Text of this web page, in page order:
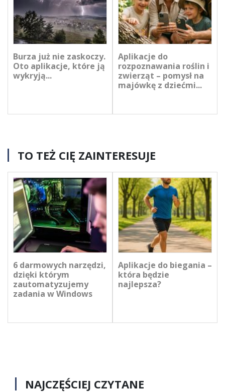
Burza już nie zaskoczy.
Oto aplikacje, które ją
wykryją...
Aplikacje do
rozpoznawania roślin i
zwierząt – pomysł na
majówkę z dziećmi...
TO TEŻ CIĘ ZAINTERESUJE
6 darmowych narzędzi,
dzięki którym
zautomatyzujemy
zadania w Windows
Aplikacje do biegania –
która będzie
najlepsza?
NAJCZĘŚCIEJ CZYTANE